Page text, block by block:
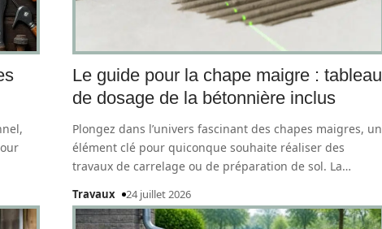
Le guide pour la chape maigre : tableau
de dosage de la bétonnière inclus
Plongez dans l’univers fascinant des chapes maigres, un
élément clé pour quiconque souhaite réaliser des
travaux de carrelage ou de préparation de sol. La…
Travaux 24 juillet 2026